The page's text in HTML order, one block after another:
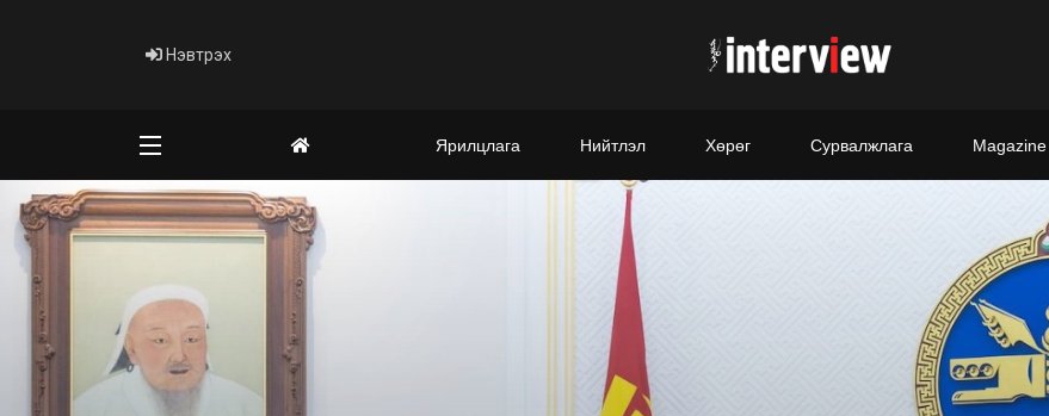
Нэвтрэх
Ярилцлага Нийтлэл Хөрөг Сурвалжлага